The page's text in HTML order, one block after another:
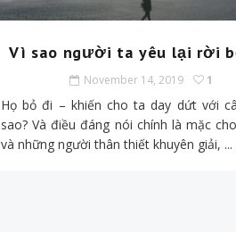
Vì sao người ta yêu lại rời
November 14, 2019 1
Họ bỏ đi – khiến cho ta day dứt với
sao? Và điều đáng nói chính là mặc
và những người thân thiết khuyên giải, ...